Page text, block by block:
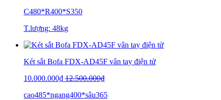
C480*R400*S350
T.lượng: 48kg
Két sắt Bofa FDX-AD45F vân tay điện tử
10.000.000₫ 12.500.000₫
cao485*ngang400*sâu365